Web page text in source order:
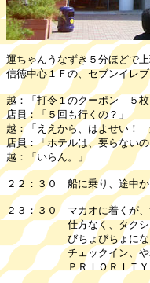
運ちゃんうなずき５分ほどで
信徳中心１Ｆの、セブンイレ
越：「打令１のクーポン ５
店員：「５回も行くの？」
越：「ええから、はよせい！
店員：「ホテルは、要らない
越：「いらん。」
２２：３０ 船に乗り、途中
２３：３０ マカオに着くが、
仕方なく、タクシー乗り
びちょびちょになり、待
チェックイン、やれ
ＰＲＩＯＲＩＴＹ ＣＬＵ